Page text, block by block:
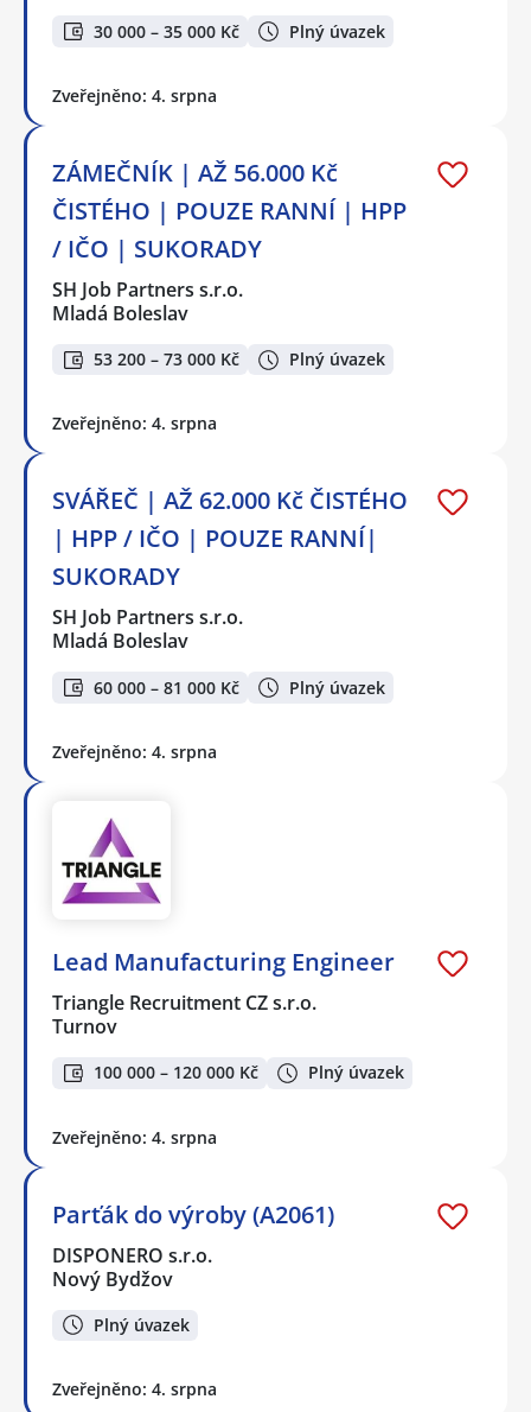
30 000 – 35 000 Kč Plný úvazek
Zveřejněno: 4. srpna
ZÁMEČNÍK | AŽ 56.000 Kč
ČISTÉHO | POUZE RANNÍ | HPP
/ IČO | SUKORADY
SH Job Partners s.r.o.
Mladá Boleslav
53 200 – 73 000 Kč Plný úvazek
Zveřejněno: 4. srpna
SVÁŘEČ | AŽ 62.000 Kč ČISTÉHO
| HPP / IČO | POUZE RANNÍ|
SUKORADY
SH Job Partners s.r.o.
Mladá Boleslav
60 000 – 81 000 Kč Plný úvazek
Zveřejněno: 4. srpna
Lead Manufacturing Engineer
Triangle Recruitment CZ s.r.o.
Turnov
100 000 – 120 000 Kč Plný úvazek
Zveřejněno: 4. srpna
Parťák do výroby (A2061)
DISPONERO s.r.o.
Nový Bydžov
Plný úvazek
Zveřejněno: 4. srpna